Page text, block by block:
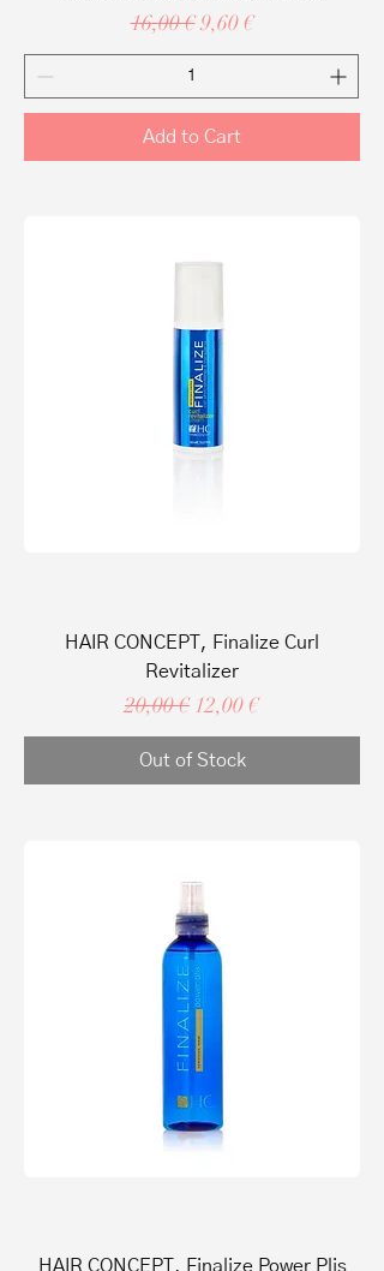
Regular Price
16,00 € Sale Price
9,60 €
Add to Cart
HAIR CONCEPT, Finalize Curl
Revitalizer
Regular Price
20,00 € Sale Price
12,00 €
Out of Stock
HAIR CONCEPT, Finalize Power Plis